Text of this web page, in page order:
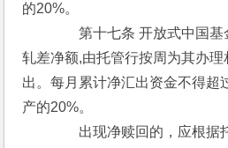
的20%。
第十七条 开放式中国基金
轧差净额,由托管行按周为其办
出。每月累计净汇出资金不得超
产的20%。
出现净赎回的，应根据托